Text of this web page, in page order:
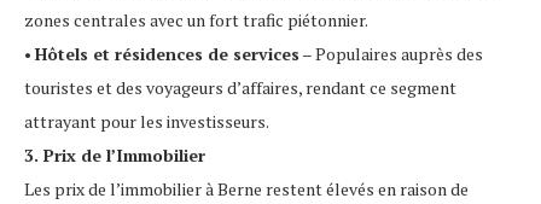
zones centrales avec un fort trafic piétonnier.
• Hôtels et résidences de services – Populaires auprès des
touristes et des voyageurs d’affaires, rendant ce segment
attrayant pour les investisseurs.
3. Prix de l’Immobilier
Les prix de l’immobilier à Berne restent élevés en raison de